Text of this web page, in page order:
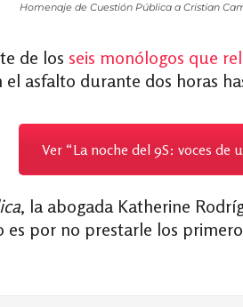
Homenaje de Cuestión Pública a Cristian
de los seis monólogos que
asfalto durante dos horas
Ver “La noche del 9S: voces de
, la abogada Katherine
por no prestarle los